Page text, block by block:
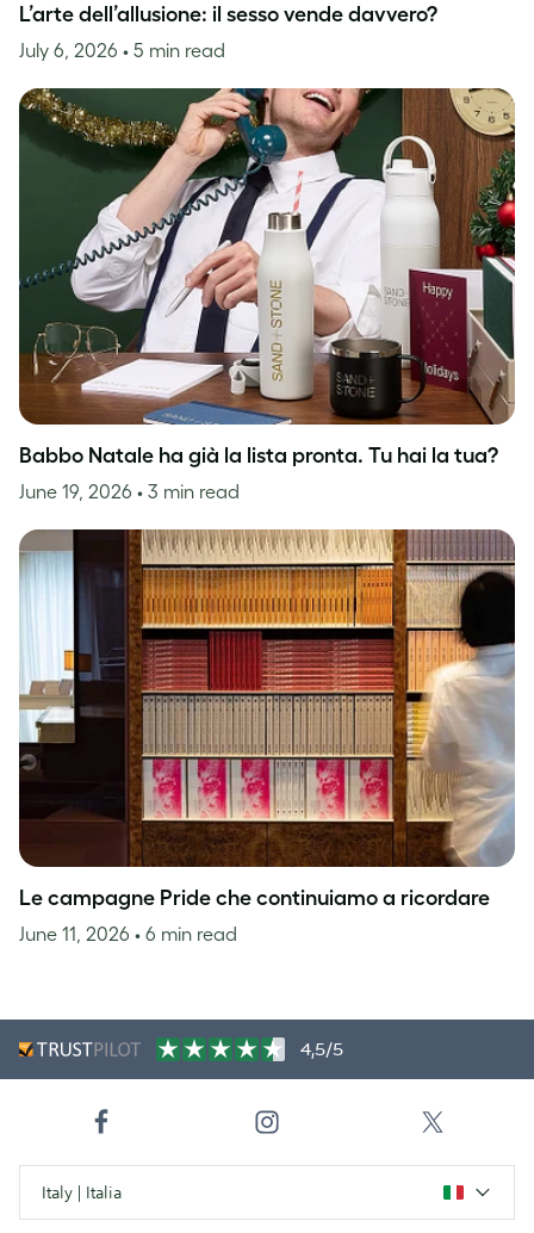
L’arte dell’allusione: il sesso vende davvero?
July 6, 2026 • 5 min read
Babbo Natale ha già la lista pronta. Tu hai la tua?
June 19, 2026 • 3 min read
Le campagne Pride che continuiamo a ricordare
June 11, 2026 • 6 min read
4,5/5
Italy | Italia